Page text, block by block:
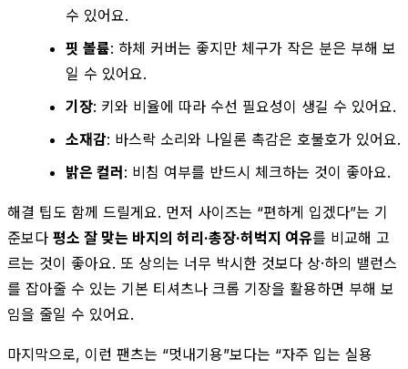
수 있어요.
핏 볼륨: 하체 커버는 좋지만 체구가 작은 분은 부해 보
일 수 있어요.
기장: 키와 비율에 따라 수선 필요성이 생길 수 있어요.
소재감: 바스락 소리와 나일론 촉감은 호불호가 있어요.
밝은 컬러: 비침 여부를 반드시 체크하는 것이 좋아요.
해결 팁도 함께 드릴게요. 먼저 사이즈는 “편하게 입겠다”는 기
준보다 평소 잘 맞는 바지의 허리·총장·허벅지 여유를 비교해 고
르는 것이 좋아요. 또 상의는 너무 박시한 것보다 상·하의 밸런스
를 잡아줄 수 있는 기본 티셔츠나 크롭 기장을 활용하면 부해 보
임을 줄일 수 있어요.
마지막으로, 이런 팬츠는 “멋내기용”보다는 “자주 입는 실용